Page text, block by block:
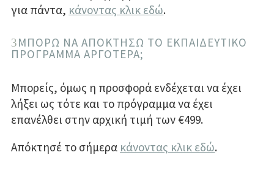
για πάντα, κάνοντας κλικ εδώ.
ΜΠΟΡΩ ΝΑ ΑΠΟΚΤΗΣΩ ΤΟ ΕΚΠΑΙΔΕΥΤΙΚΟ
ΠΡΟΓΡΑΜΜΑ ΑΡΓΟΤΕΡΑ;
Μπορείς, όμως η προσφορά ενδέχεται να έχει
λήξει ως τότε και το πρόγραμμα να έχει
επανέλθει στην αρχική τιμή των €499.
Απόκτησέ το σήμερα κάνοντας κλικ εδώ.